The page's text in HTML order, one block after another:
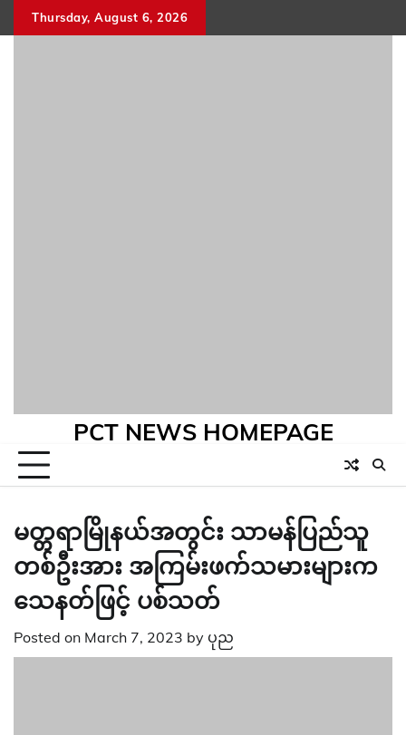
to
Thursday, August 6, 2026
PCT NEWS HOMEPAGE
မတ္တရာမြိုနယ်အတွင်း သာမန်ပြည်သူ
တစ်ဦးအား အကြမ်းဖက်သမားများက
သေနတ်ဖြင့် ပစ်သတ်
Posted on March 7, 2023 by ပုည